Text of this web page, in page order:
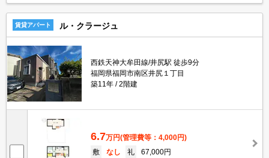
賃貸アパート ル・クラージュ
西鉄天神大牟田線/井尻駅 徒歩9分
福岡県福岡市南区井尻１丁目
築11年
2階建
6.7万円(管理費等：4,000円)
敷
なし 礼
67,000円